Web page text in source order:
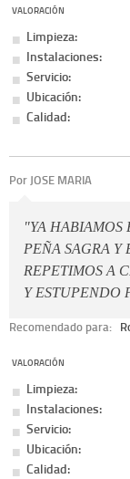
VALORACIÓN
Limpieza:
Instalaciones:
Servicio:
Ubicación:
Calidad:
Por JOSE MARIA
"YA HABIAMOS
PEÑA SAGRA Y
REPETIMOS A
Y ESTUPENDO
Recomendado para:
VALORACIÓN
Limpieza:
Instalaciones:
Servicio:
Ubicación:
Calidad: